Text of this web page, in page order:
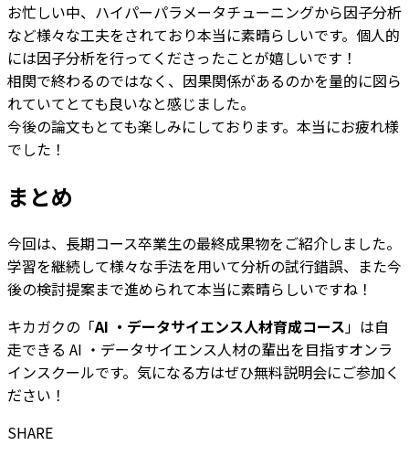
お忙しい中、ハイパーパラメータチューニングから因子分析
など様々な工夫をされており本当に素晴らしいです。個人的
には因子分析を行ってくださったことが嬉しいです！
相関で終わるのではなく、因果関係があるのかを量的に図ら
れていてとても良いなと感じました。
今後の論文もとても楽しみにしております。本当にお疲れ様
でした！
まとめ
今回は、長期コース卒業生の最終成果物をご紹介しました。
学習を継続して様々な手法を用いて分析の試行錯誤、また今
後の検討提案まで進められて本当に素晴らしいですね！
キカガクの「AI ・データサイエンス人材育成コース」は自
走できる AI ・データサイエンス人材の輩出を目指すオンラ
インスクールです。気になる方はぜひ無料説明会にご参加く
ださい！
SHARE